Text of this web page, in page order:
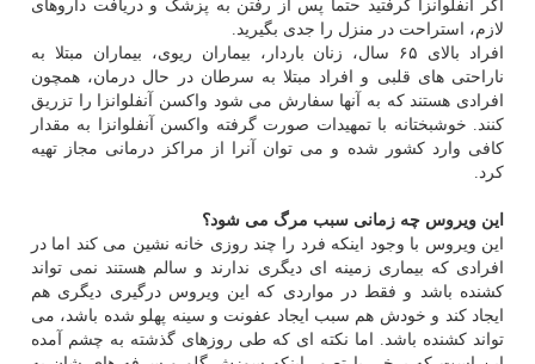
اگر آنفلوانزا گرفتید حتما پس از رفتن به پزشک و دریافت داروهای
لازم، استراحت در منزل را جدی بگیرید.
افراد بالای ۶۵ سال، زنان باردار، بیماران ریوی، بیماران مبتلا به
ناراحتی های قلبی و افراد مبتلا به سرطان در حال درمان، همچون
افرادی هستند که به آنها سفارش می شود واکسن آنفلوانزا را تزریق
کنند. خوشبختانه با تمهیدات صورت گرفته واکسن آنفلوانزا به مقدار
کافی وارد کشور شده و می توان آنرا از مراکز درمانی مجاز تهیه
کرد.
این ویروس چه زمانی سبب مرگ می شود؟
این ویروس با وجود اینکه فرد را چند روزی خانه نشین می کند اما در
افرادی که بیماری زمینه ای دیگری ندارند و سالم هستند نمی تواند
کشنده باشد و فقط در مواردی که این ویروس درگیری دیگری هم
ایجاد کند و خودش هم سبب ایجاد عفونت و سینه پهلو شده باشد، می
تواند کشنده باشد. اما نکته ای که طی روزهای گذشته به چشم آمده